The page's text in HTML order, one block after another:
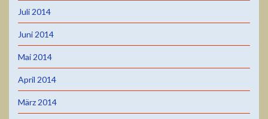
Juli 2014
Juni 2014
Mai 2014
April 2014
März 2014